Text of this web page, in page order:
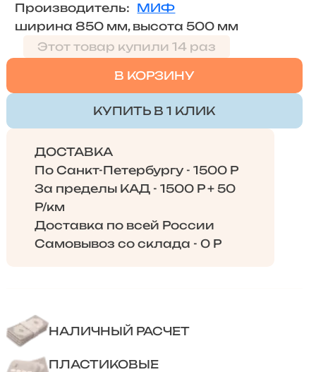
Производитель: МИФ
ширина 850 мм, высота 500 мм
Этот товар купили 14 раз
В КОРЗИНУ
КУПИТЬ В 1 КЛИК
ДОСТАВКА
По Санкт-Петербургу - 1500 Р
За пределы КАД - 1500 Р + 50
Р/км
Доставка по всей России
Самовывоз со склада - 0 Р
НАЛИЧНЫЙ РАСЧЕТ
ПЛАСТИКОВЫЕ